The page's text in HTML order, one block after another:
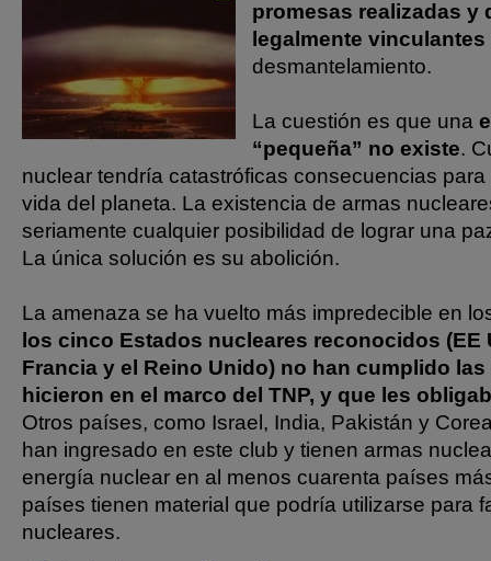
promesas realizadas y
legalmente vinculantes
desmantelamiento.
La cuestión es que una
“pequeña” no existe.
nuclear tendría catastróficas consecuencias
vida del planeta. La existencia de armas
seriamente cualquier posibilidad de lograr una
La única solución es su abolición.
La amenaza se ha vuelto más impredecible en
los cinco Estados nucleares reconocidos (EE
Francia y el Reino Unido) no han cumplido
hicieron en el marco del TNP, y que les
Otros países, como Israel, India, Pakistán y
han ingresado en este club y tienen armas
energía nuclear en al menos cuarenta países
países tienen material que podría utilizarse para
nucleares.